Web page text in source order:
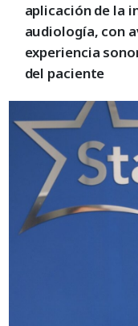
aplicación de la
audiología, con
experiencia
del paciente